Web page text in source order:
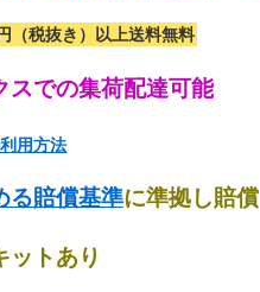
（税抜き）以上送料無料
スでの集荷配達可能
用方法
る賠償基準に準拠し賠償
ットあり